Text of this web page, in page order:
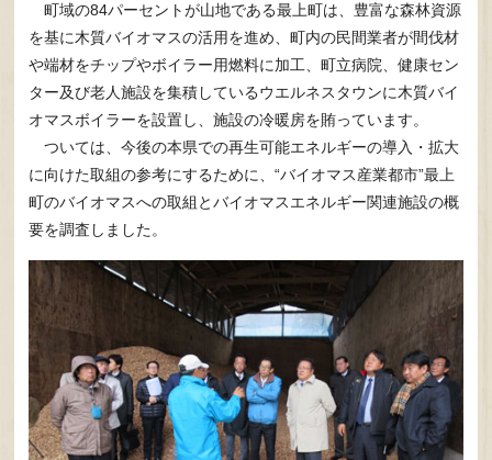
町域の84パーセントが山地である最上町は、豊富な森林資源
を基に木質バイオマスの活用を進め、町内の民間業者が間伐材
や端材をチップやボイラー用燃料に加工、町立病院、健康セン
ター及び老人施設を集積しているウエルネスタウンに木質バイ
オマスボイラーを設置し、施設の冷暖房を賄っています。
ついては、今後の本県での再生可能エネルギーの導入・拡大
に向けた取組の参考にするために、“バイオマス産業都市”最上
町のバイオマスへの取組とバイオマスエネルギー関連施設の概
要を調査しました。